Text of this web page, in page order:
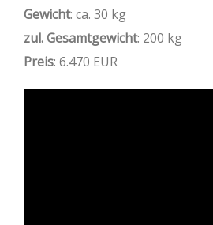
Gewicht: ca. 30 kg
zul. Gesamtgewicht: 200 kg
Preis: 6.470 EUR